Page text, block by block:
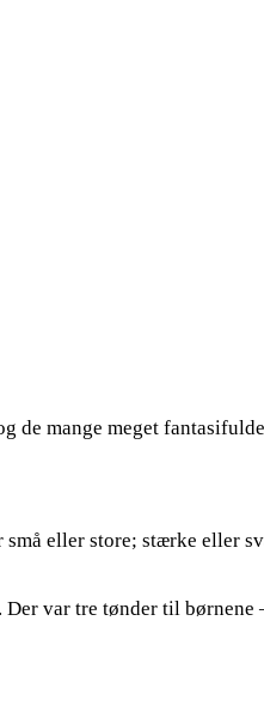
mange meget
eller store; stærke eller
var tre tønder til børnene